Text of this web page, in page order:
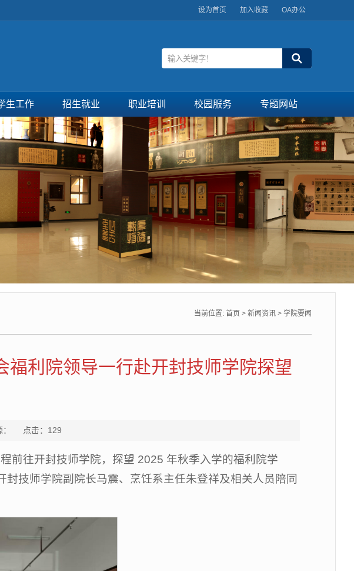
设为首页 加入收藏 OA办公
生工作 招生就业 职业培训 校园服务 专题网站
当前位置: 首页 > 新闻资讯 > 学院要闻
利院领导一行赴开封技师学院探望
： 点击： 129
前往开封技师学院，探望 2025 年秋季入学的福利院学
封技师学院副院长马震、烹饪系主任朱登祥及相关人员陪同